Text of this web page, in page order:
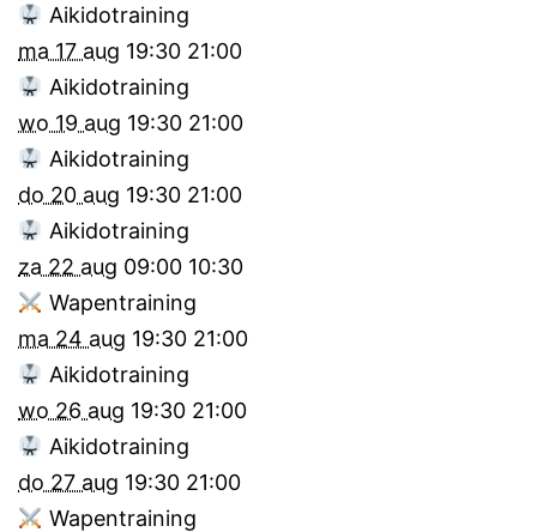
Aikidotraining
ma 17 aug 19:30 21:00
Aikidotraining
wo 19 aug 19:30 21:00
Aikidotraining
do 20 aug 19:30 21:00
Aikidotraining
za 22 aug 09:00 10:30
Wapentraining
ma 24 aug 19:30 21:00
Aikidotraining
wo 26 aug 19:30 21:00
Aikidotraining
do 27 aug 19:30 21:00
Wapentraining